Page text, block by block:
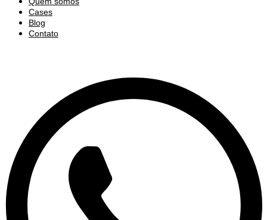
Cases
Blog
Contato